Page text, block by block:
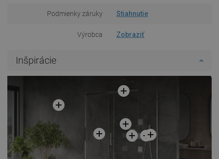
Podmienky záruky Stiahnutie
Výrobca Zobraziť
Inšpirácie